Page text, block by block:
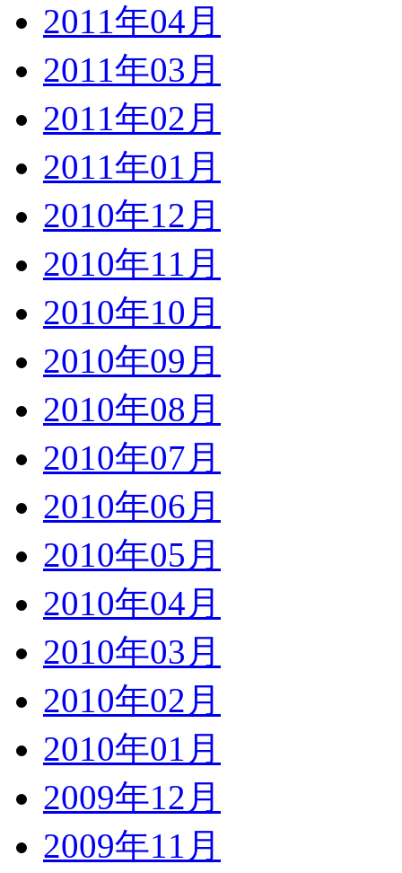
2011年04月
2011年03月
2011年02月
2011年01月
2010年12月
2010年11月
2010年10月
2010年09月
2010年08月
2010年07月
2010年06月
2010年05月
2010年04月
2010年03月
2010年02月
2010年01月
2009年12月
2009年11月